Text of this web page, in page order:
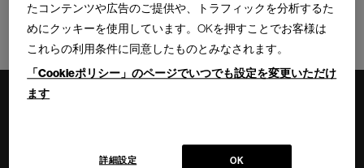
MAGAZINE
SUPPORT
SHOPS
PROFESSIONAL
たコンテンツや広告のご提供や、トラフィックを分析するた
めにクッキーを使用しています。OKを押すことでお客様は
これらの利用条件に同意したものとみなされます。
「Cookieポリシー」のページでいつでも設定を変更いただけ
ます
OK
詳細設定